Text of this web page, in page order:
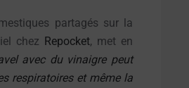
partagés sur la
chez Repocket, met en
avec du vinaigre peut
respiratoires et même la